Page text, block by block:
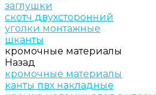
заглушки
скотч двухсторонний
уголки монтажные
шканты
кромочные материалы
Назад
кромочные материалы
канты пвх накладные